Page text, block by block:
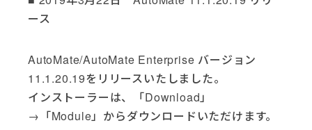
ース
AutoMate/AutoMate Enterprise バージョン
11.1.20.19をリリースいたしました。
インストーラーは、「Download」
→「Module」からダウンロードいただけます。